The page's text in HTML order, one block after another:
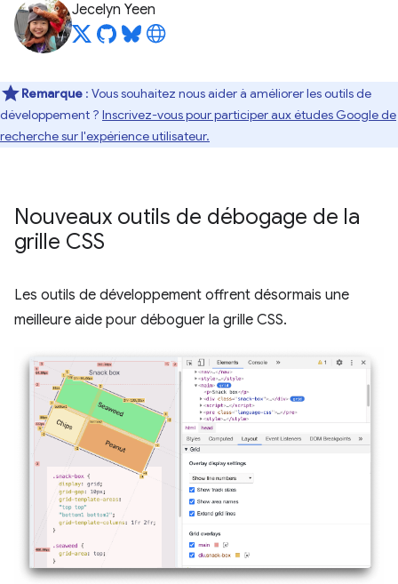
Jecelyn Yeen
Remarque : Vous souhaitez nous aider à améliorer les outils de
développement ? Inscrivez-vous pour participer aux études Google de
recherche sur l'expérience utilisateur.
Nouveaux outils de débogage de la
grille CSS
Les outils de développement offrent désormais une
meilleure aide pour déboguer la grille CSS.